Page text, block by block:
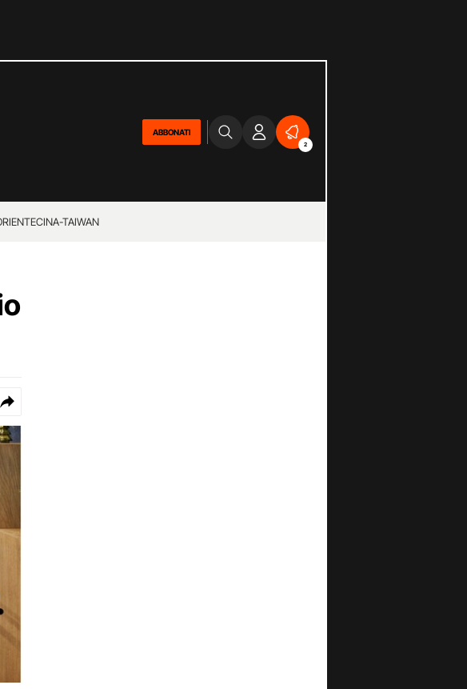
ABBONATI
2
CINA-TAIWAN